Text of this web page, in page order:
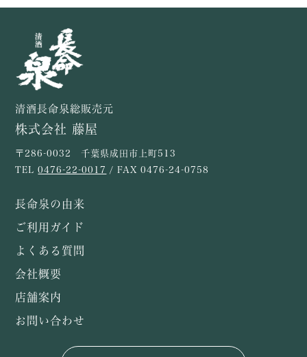
清酒長命泉総販売元
株式会社 藤屋
〒286-0032 千葉県成田市上町513
TEL0476-22-0017 / FAX 0476-24-0758
長命泉の由来
ご利用ガイド
よくある質問
会社概要
店舗案内
お問い合わせ